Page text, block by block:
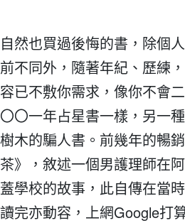
自然也買過後悔的書，除個
前不同外，隨著年紀、歷練
容已不敷你需求，像你不會
〇〇一年占星書一樣，另一
樹木的騙人書。前幾年的暢
茶》，敘述一個男護理師在
蓋學校的故事，此自傳在當
讀完亦動容，上網Google打